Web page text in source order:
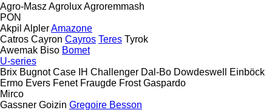
Agro-Masz AgroluxAgroremmash
PON
Akpil AlplerAmazone
Catros Cayron Cayros Teres Tyrok
Awemak Biso Bomet
U-series
Brix Bugnot Case IH Challenger Dal-Bo Dowdeswell
Einböck
Ermo Evers Fenet Fraugde Frost Gaspardo
Mirco
Gassner Goizin Gregoire Besson